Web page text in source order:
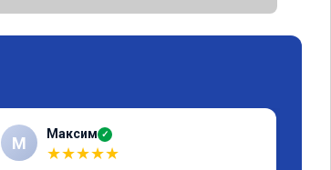
М Максим ✓
★★★★★